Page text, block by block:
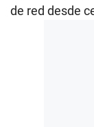
de red desde